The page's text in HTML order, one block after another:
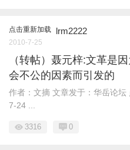
点击重新加载 lrm2222
2010-7-25
（转帖）聂元梓:文革是
会不公的因素而引发的
作者：文摘 文章发于：华岳论
7-24 ...
3316 0